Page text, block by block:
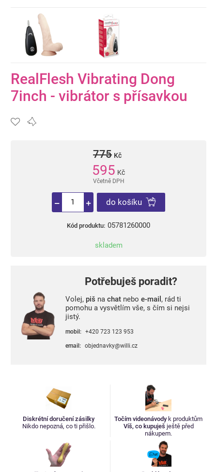
RealFlesh Vibrating Dong
7inch - vibrátor s přísavkou
775 Kč
595 Kč
Včetně DPH
do košíku
Kód produktu: 05781260000
skladem
Potřebuješ poradit?
Volej, piš na chatnebo e-mail , rád ti
pomohu a vysvětlím vše, s čím si nejsi
jistý.
mobil: +420 723 123 953
email: objednavky@willi.cz
Diskrétní doručení zásilky
Nikdo nepozná, co ti přišlo.
Točím videonávody k produktům
Víš, co kupuješ ještě před
nákupem.